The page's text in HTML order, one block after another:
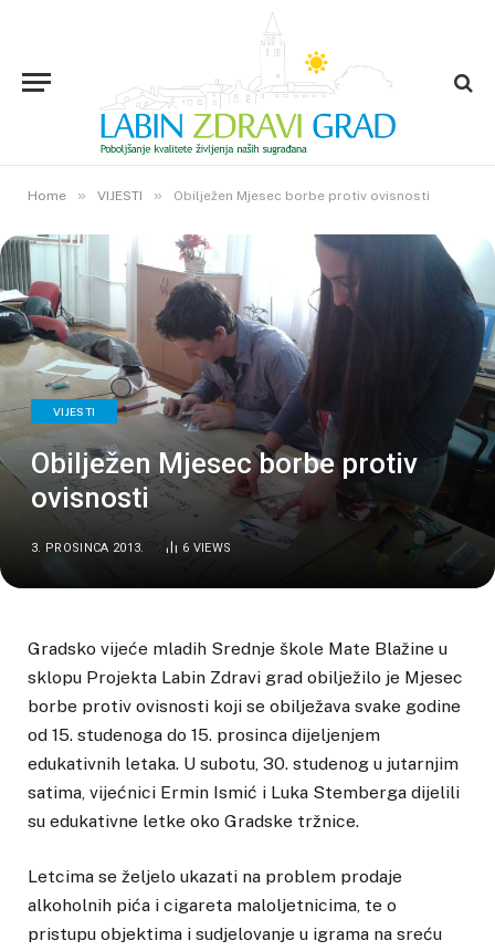
Home » VIJESTI » Obilježen Mjesec borbe protiv ovisnosti
VIJESTI
Obilježen Mjesec borbe protiv
ovisnosti
3. PROSINCA 2013. 6 VIEWS
Gradsko vijeće mladih Srednje škole Mate Blažine u
sklopu Projekta Labin Zdravi grad obilježilo je Mjesec
borbe protiv ovisnosti koji se obilježava svake godine
od 15. studenoga do 15. prosinca dijeljenjem
edukativnih letaka. U subotu, 30. studenog u jutarnjim
satima, vijećnici Ermin Ismić i Luka Stemberga dijelili
su edukativne letke oko Gradske tržnice.
Letcima se željelo ukazati na problem prodaje
alkoholnih pića i cigareta maloljetnicima, te o
pristupu objektima i sudjelovanje u igrama na sreću